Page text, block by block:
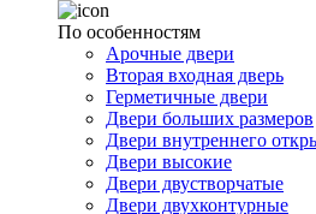
По особенностям
Арочные двери
Вторая входная дверь
Герметичные двери
Двери больших размеров
Двери внутреннего
Двери высокие
Двери двустворчатые
Двери двухконтурные